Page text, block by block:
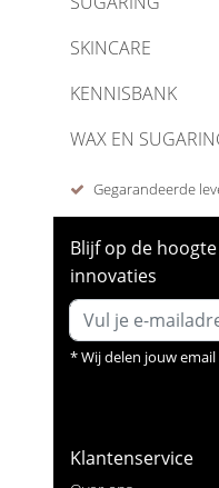
SKINCARE
KENNISBANK
WAX EN
Gegarandeerde
Blijf op de
innovaties
* Wij delen jouw
Klantenservice